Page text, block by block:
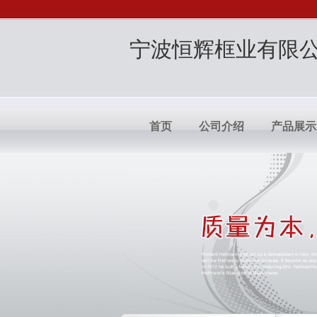
宁波恒辉框业有限
首页 公司介绍 产品展示